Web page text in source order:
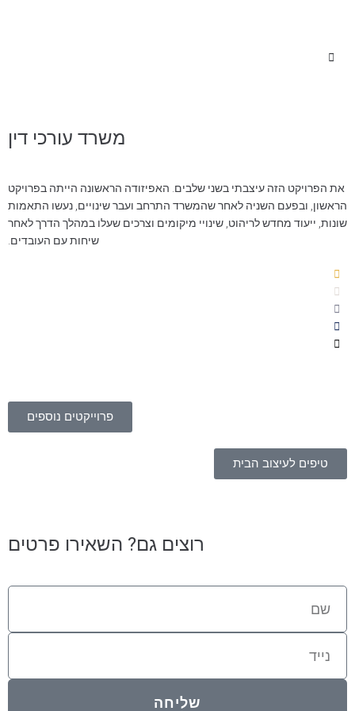
משרד עורכי דין
את הפרויקט הזה עיצבתי בשני שלבים. האפיזודה הראשונה הייתה בפרויקט
הראשון, ובפעם השניה לאחר שהמשרד התרחב ועבר שינויים, נעשו התאמות
שונות, ייעוד מחדש לריהוט, שינויי מיקומים וצרכים שעלו במהלך הדרך לאחר
שיחות עם העובדים.
פרוייקטים נוספים
טיפים לעיצוב הבית
רוצים גם? השאירו פרטים
שליחה